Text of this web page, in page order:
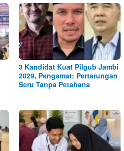
3 Kandidat Kuat Pilgub Jambi
2029, Pengamat: Pertarungan
Seru Tanpa Petahana